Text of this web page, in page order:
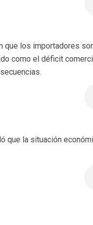
que los importadores
como el déficit
que la situación